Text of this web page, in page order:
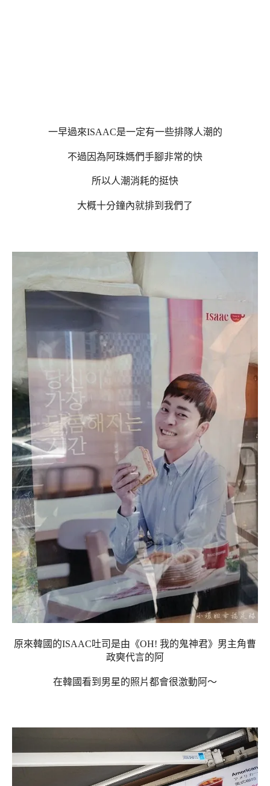
一早過來ISAAC是一定有一些排隊人潮的
不過因為阿珠媽們手腳非常的快
所以人潮消耗的挺快
大概十分鐘內就排到我們了
原來韓國的ISAAC吐司是由《OH! 我的鬼神君》男主角曹
政奭代言的阿
在韓國看到男星的照片都會很激動阿～